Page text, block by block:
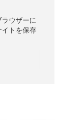
ウザーに
イトを保存